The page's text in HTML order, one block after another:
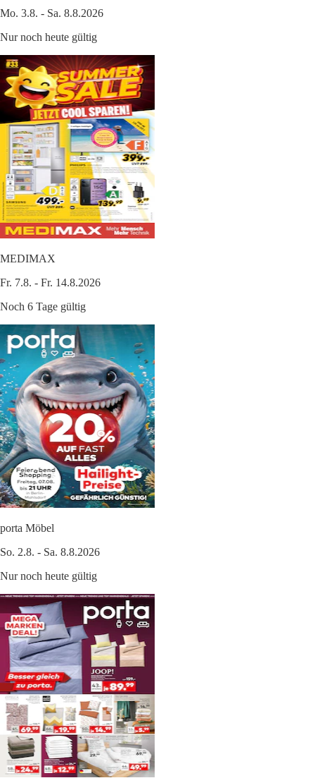
Mo. 3.8. - Sa. 8.8.2026
Nur noch heute gültig
MEDIMAX
Fr. 7.8. - Fr. 14.8.2026
Noch 6 Tage gültig
porta Möbel
So. 2.8. - Sa. 8.8.2026
Nur noch heute gültig